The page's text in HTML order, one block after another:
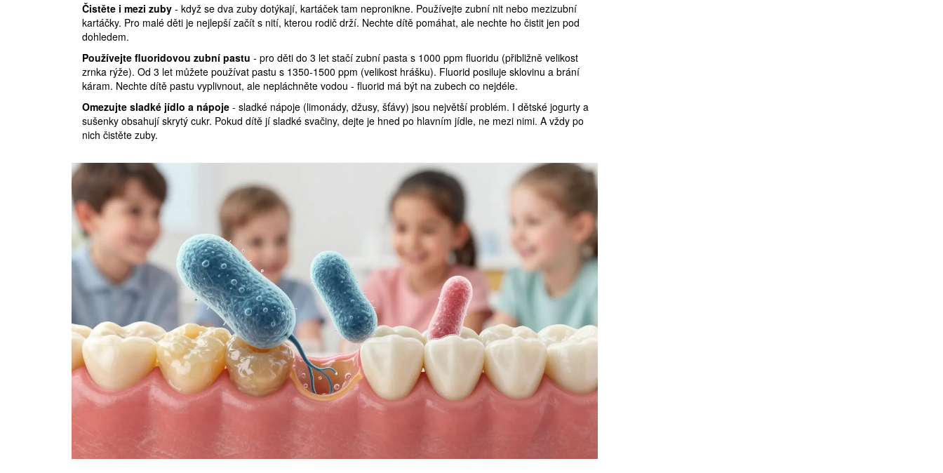
Čistěte i mezi zuby - když se dva zuby dotýkají, kartáček tam nepronikne. Používejte zubní nit nebo mezizubní
kartáčky. Pro malé děti je nejlepší začít s nití, kterou rodič drží. Nechte dítě pomáhat, ale nechte ho čistit jen pod
dohledem.
Používejte fluoridovou zubní pastu - pro děti do 3 let stačí zubní pasta s 1000 ppm fluoridu (přibližně velikost
zrnka rýže). Od 3 let můžete používat pastu s 1350-1500 ppm (velikost hrášku). Fluorid posiluje sklovinu a brání
káram. Nechte dítě pastu vyplivnout, ale nepláchněte vodou - fluorid má být na zubech co nejdéle.
Omezujte sladké jídlo a nápoje - sladké nápoje (limonády, džusy, šťávy) jsou největší problém. I dětské jogurty a
sušenky obsahují skrytý cukr. Pokud dítě jí sladké svačiny, dejte je hned po hlavním jídle, ne mezi nimi. A vždy po
nich čistěte zuby.